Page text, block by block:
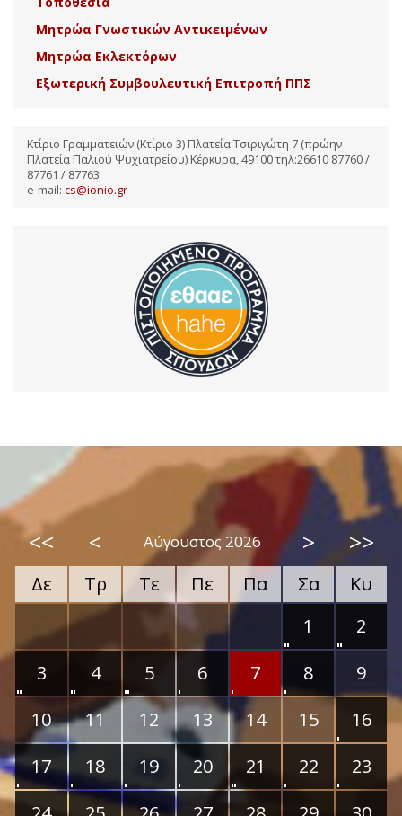
Μητρώα Γνωστικών Αντικειμένων
Μητρώα Εκλεκτόρων
Εξωτερική Συμβουλευτική Επιτροπή ΠΠΣ
Κτίριο Γραμματειών (Κτίριο 3) Πλατεία Τσιριγώτη 7 (πρώην
Πλατεία Παλιού Ψυχιατρείου) Κέρκυρα, 49100 τηλ:26610 87760 /
87761 / 87763
e-mail: cs@ionio.gr
<< < Αύγουστος 2026 > >>
Δε Τρ Τε Πε Πα Σα
Κυ
1
2
3
4 5 6 7 8
9
10
11 12 13 14 15
16
17
18 19 20 21 22
23